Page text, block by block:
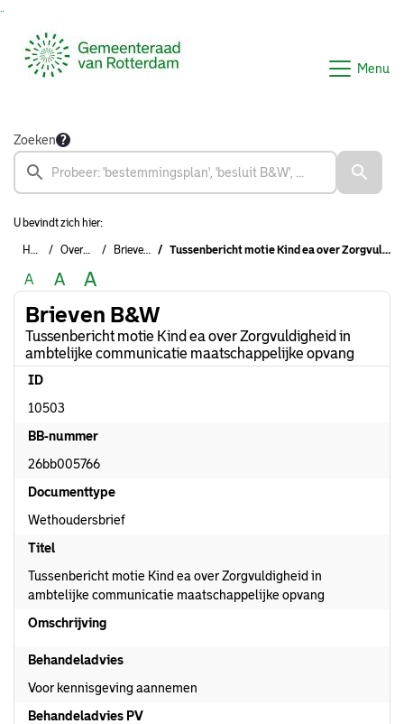
Menu
Zoeken
U bevindt zich hier:
Home Overzichten Brieven B&W Tussenbericht motie Kind ea over Zorgvuldigheid in ambtelijke communicatie maatschappelijke opvang
A A A
Brieven B&W
Tussenbericht motie Kind ea over Zorgvuldigheid in
ambtelijke communicatie maatschappelijke opvang
ID
10503
BB-nummer
26bb005766
Documenttype
Wethoudersbrief
Titel
Tussenbericht motie Kind ea over Zorgvuldigheid in
ambtelijke communicatie maatschappelijke opvang
Omschrijving
Behandeladvies
Voor kennisgeving aannemen
Behandeladvies PV